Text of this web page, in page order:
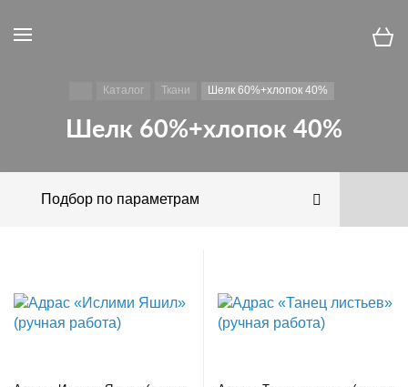
Каталог Ткани Шелк 60%+хлопок 40%
Шелк 60%+хлопок 40%
Подбор по параметрам